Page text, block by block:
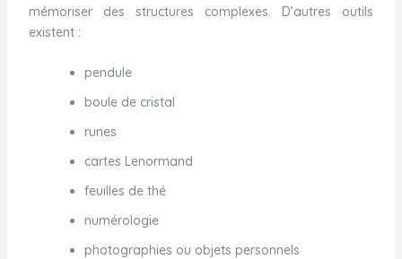
mémoriser des structures complexes. D’autres outils
existent :
pendule
boule de cristal
runes
cartes Lenormand
feuilles de thé
numérologie
photographies ou objets personnels